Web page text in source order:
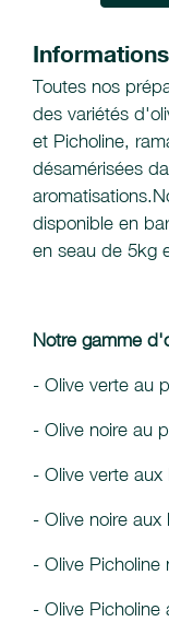
Toutes nos
des variétés
et Picholine,
désamérisées
disponible en
en seau de 5kg
Notre gamme
- Olive verte au
- Olive noire au
- Olive verte
- Olive noire
- Olive Picholine
- Olive Picholine